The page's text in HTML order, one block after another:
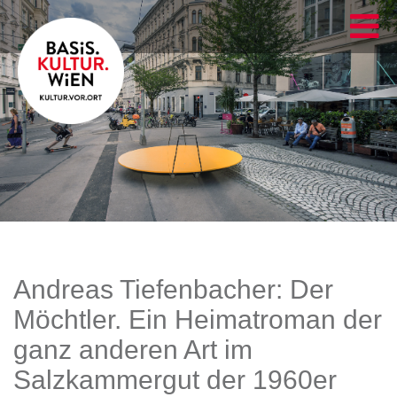
Andreas Tiefenbacher: Der
Möchtler. Ein Heimatroman der
ganz anderen Art im
Salzkammergut der 1960er